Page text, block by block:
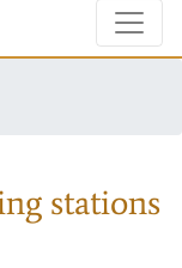
stations